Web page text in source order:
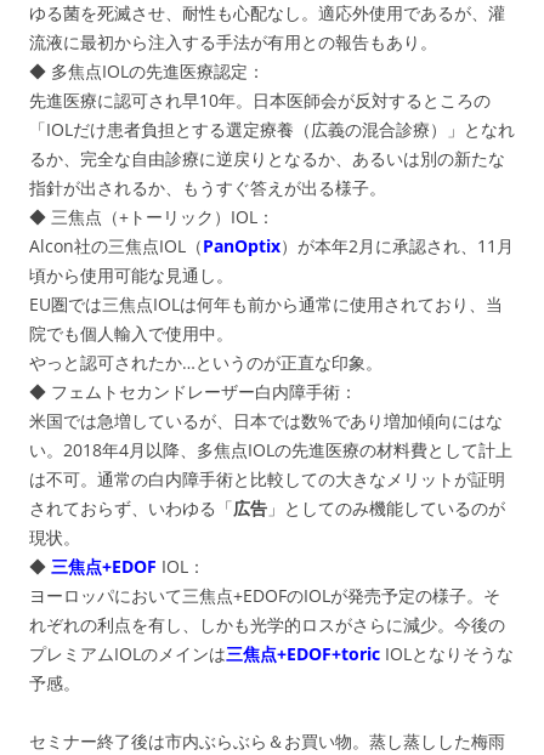
ゆる菌を死滅させ、耐性も心配なし。適応外使用であるが、灌
流液に最初から注入する手法が有用との報告もあり。
◆ 多焦点IOLの先進医療認定：
先進医療に認可され早10年。日本医師会が反対するところの
「IOLだけ患者負担とする選定療養（広義の混合診療）」となれ
るか、完全な自由診療に逆戻りとなるか、あるいは別の新たな
指針が出されるか、もうすぐ答えが出る様子。
◆ 三焦点（+トーリック）IOL：
Alcon社の三焦点IOL（PanOptix）が本年2月に承認され、11月
頃から使用可能な見通し。
EU圏では三焦点IOLは何年も前から通常に使用されており、当
院でも個人輸入で使用中。
やっと認可されたか…というのが正直な印象。
◆ フェムトセカンドレーザー白内障手術：
米国では急増しているが、日本では数%であり増加傾向にはな
い。2018年4月以降、多焦点IOLの先進医療の材料費として計上
は不可。通常の白内障手術と比較しての大きなメリットが証明
されておらず、いわゆる「広告 」としてのみ機能しているのが
現状。
◆ 三焦点+EDOF IOL：
ヨーロッパにおいて三焦点+EDOFのIOLが発売予定の様子。そ
れぞれの利点を有し、しかも光学的ロスがさらに減少。今後の
プレミアムIOLのメインは三焦点+EDOF+toric IOLとなりそうな
予感。
セミナー終了後は市内ぶらぶら＆お買い物。蒸し蒸しした梅雨